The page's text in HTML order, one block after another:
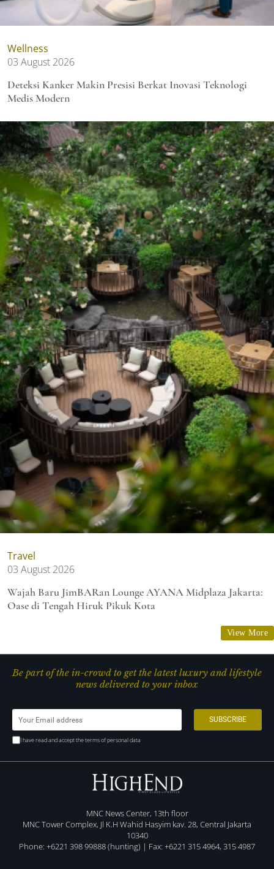
Wellness
03 August 2026
Deteksi Kanker Makin Presisi Berkat Inovasi Teknologi
Medis Modern
Travel
03 August 2026
Wajah Baru JimBARan Lounge AYANA Midplaza Jakarta:
Oase di Tengah Hiruk Pikuk Kota
View More
Be part of the in-crowd to get the latest luxury and lifestyle
news delivered to your inbox
I have read and accept the terms of personal data
MNC News Center, 13th floor
MNC Tower Complex, Jl K.H Wahid Hasyim kav. 28, Central Jakarta
10340
Phone: +6221 398 99888 (hunting) | Fax: +6221 315 4964, 315 4987